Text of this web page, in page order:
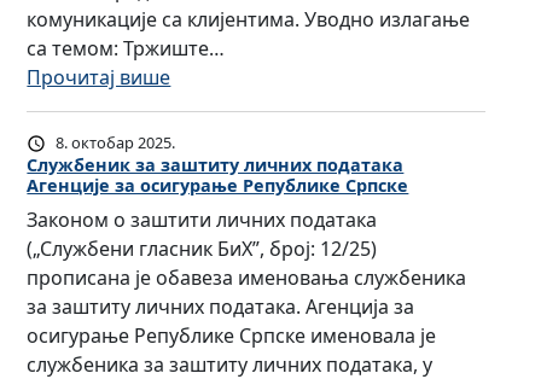
и
у
ч
е
с
т
в
о
в
р
п
с
к
е
Д
р
а
ж
е
н
к
н
и
х
с
п
и
т
а
з
а
з
а
д
и
д
т
и
м
а
к
о
ј
и
и
комуникације са клијентима. Уводно излагање
са темом: Тржиште…
Прочитај више:
П
р
е
д
с
т
а
в
н
и
8. октобар 2025.
Службеник за заштиту личних података
Агенције за осигурање Републике Српске
Законом о заштити личних података
(„Службени гласник БиХ”, број: 12/25)
прописана је обавеза именовања службеника
за заштиту личних података. Агенција за
осигурање Републике Српске именовала је
службеника за заштиту личних података, у